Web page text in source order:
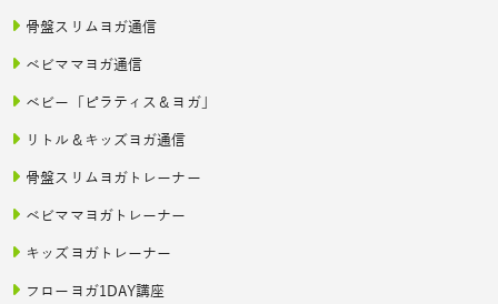
骨盤スリムヨガ通信
ベビママヨガ通信
ベビー「ピラティス＆ヨガ」
リトル＆キッズヨガ通信
骨盤スリムヨガトレーナー
ベビママヨガトレーナー
キッズヨガトレーナー
フローヨガ1DAY講座